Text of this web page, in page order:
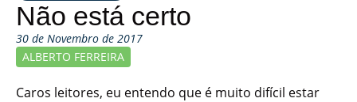
Não está certo
30 de Novembro de 2017
ALBERTO FERREIRA
Caros leitores, eu entendo que é muito difícil estar